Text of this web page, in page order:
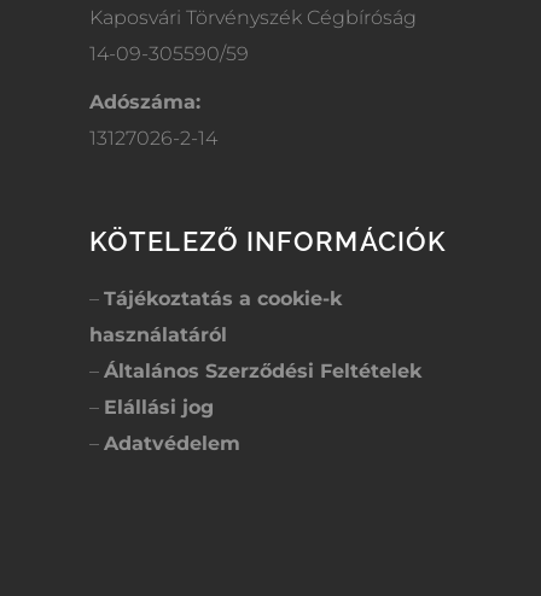
Kaposvári Törvényszék Cégbíróság
14-09-305590/59
Adószáma:
13127026-2-14
KÖTELEZŐ INFORMÁCIÓK
– Tájékoztatás a cookie-k
használatáról
– Általános Szerződési Feltételek
– Elállási jog
– Adatvédelem